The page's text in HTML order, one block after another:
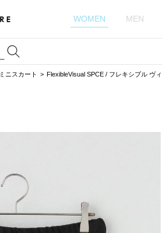
WOMEN MEN
ミニスカート FlexibleVisual SPCE / フレキシブル ヴ